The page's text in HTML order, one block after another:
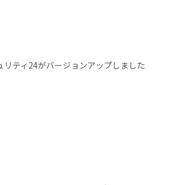
リティ24がバージョンアップしました